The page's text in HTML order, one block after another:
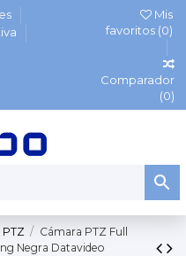
Mis
favoritos (0)
Comparador
(0)
PTZ
Cámara PTZ Full
Negra Datavideo